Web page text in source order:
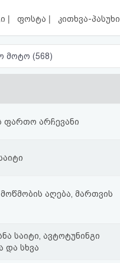
| ფოსტა | კითხვა-პასუხი
ავტო მოტო (568)
ფართო არჩევანი
აღება, მართვის
საიტი, ავტოტუნინგი
და სხვა